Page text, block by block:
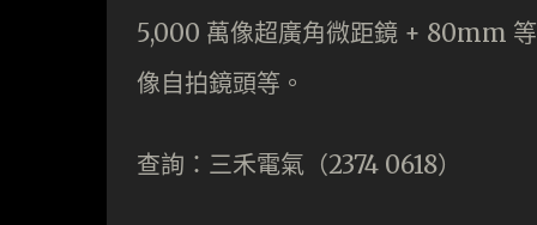
5,000 萬像超廣角微距鏡 + 80mm
像自拍鏡頭等。
查詢：三禾電氣（2374 0618）